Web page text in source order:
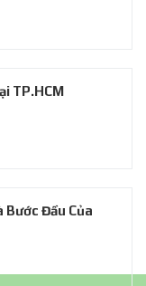
TP.HCM
Đầu Của